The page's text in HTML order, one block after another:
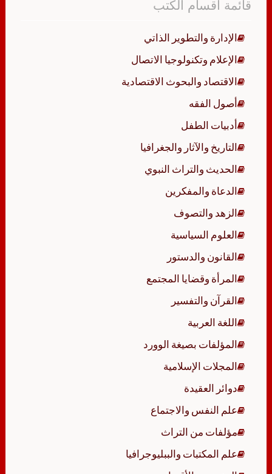
قائمة أقسام الكتب
الإدارة والتطوير الذاتي
الإعلام وتكنولوجيا الاتصال
الاقتصاد والبحوث الاقتصادية
أصول الفقه
أدبيات الطفل
التاريخ والآثار والجغرافيا
الحديث والتراث النبوي
الدعاة والمفكرين
الزهد والتصوف
العلوم السياسية
القانون والدستور
المرأة وقضايا المجتمع
القرآن والتفسير
اللغة العربية
المؤلفات بصيغة الوورد
المجلات الإسلامية
دوائر العقيدة
علم النفس والاجتماع
مؤلفات من التراث
علم المكتبات والببليوجرافيا